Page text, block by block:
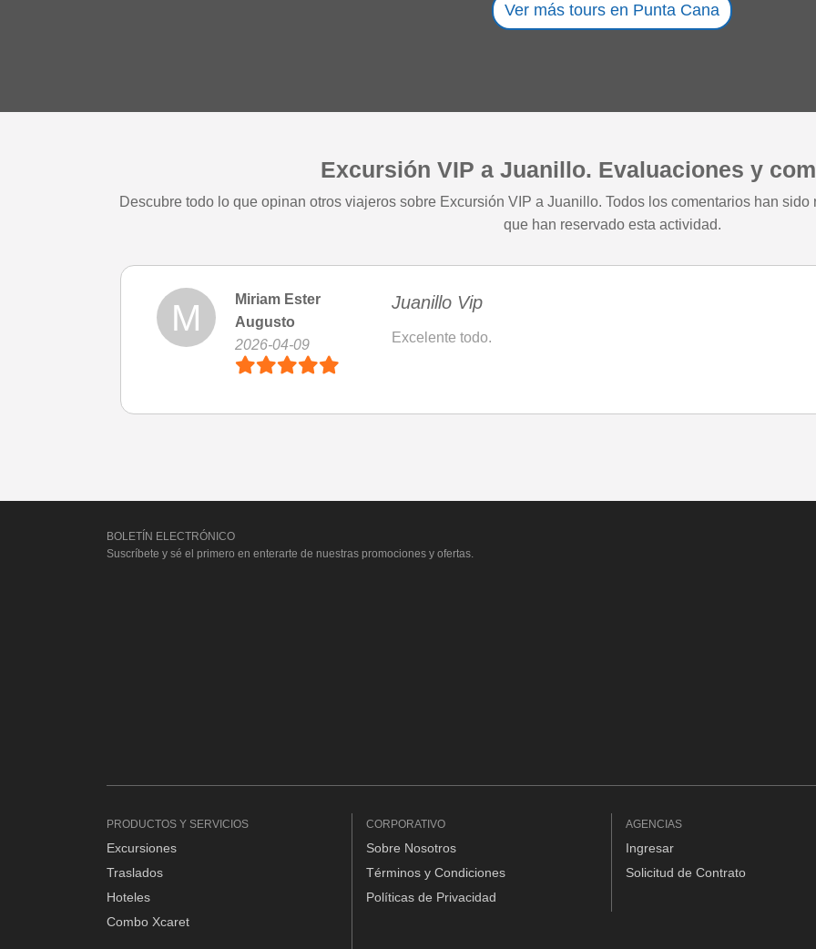
Ver más tours en Punta Cana
Excursión VIP a Juanillo. Evaluaciones y
Descubre todo lo que opinan otros viajeros sobre Excursión VIP a Juanillo. Todos los comentarios han
que han reservado esta actividad.
M
Miriam Ester
Augusto
2026-04-09
Juanillo Vip
Excelente todo.
BOLETÍN ELECTRÓNICO
Suscríbete y sé el primero en enterarte de nuestras promociones y ofertas.
PRODUCTOS Y SERVICIOS
Excursiones
Traslados
Hoteles
Combo Xcaret
CORPORATIVO
Sobre Nosotros
Términos y Condiciones
Políticas de Privacidad
AGENCIAS
Ingresar
Solicitud de Contrato